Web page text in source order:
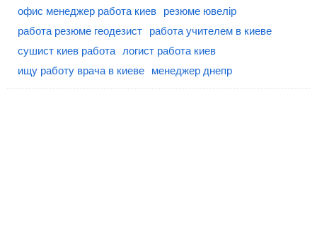
офис менеджер работа киев
резюме ювелір
работа резюме геодезист
работа учителем в киеве
сушист киев работа
логист работа киев
ищу работу врача в киеве
менеджер днепр